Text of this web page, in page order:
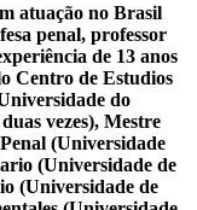
atuação no Brasil
penal, professor
de 13 anos
Centro de Estudios
do
vezes), Mestre
(Universidade
(Universidade de
(Universidade de